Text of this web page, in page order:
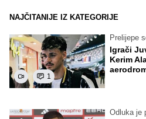
NAJČITANIJE IZ KATEGORIJE
1
Prelijepe
Igrači
Kerim
Odluka je